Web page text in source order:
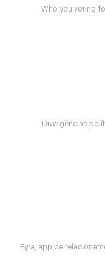
Who you voting
Divergências
Fyra, app de